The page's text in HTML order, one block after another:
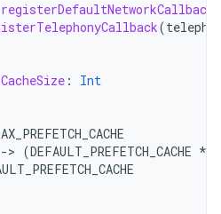
registerDefaultNetworkCallback
(
:
Int
-> (DEFAULT_PREFETCH_CACHE *